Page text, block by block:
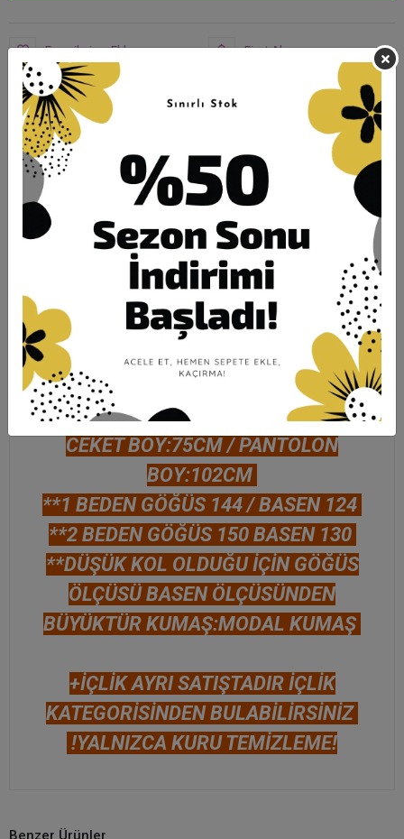
Favorilerime Ekle
Tavsiye Et
Yorum Yaz
Karşılaştır
Fiyat Alarmı
Telefonla Sipariş
Ürün Önerileri
Hızlı Gönderi Güvenli Alışveriş İade ve Değişim
Ürün Açıklaması Garanti ve Teslimat Taksit Seçenekleri
Yorumlar
ÖLÇÜLER:
CEKET BOY:75CM / PANTOLON
BOY:102CM
**1 BEDEN GÖĞÜS 144 / BASEN 124
**2 BEDEN GÖĞÜS 150 BASEN 130
**DÜŞÜK KOL OLDUĞU İÇİN GÖĞÜS
ÖLÇÜSÜ BASEN ÖLÇÜSÜNDEN
BÜYÜKTÜR KUMAŞ:MODAL KUMAŞ
+İÇLİK AYRI SATIŞTADIR İÇLİK
KATEGORİSİNDEN BULABİLİRSİNİZ
!YALNIZCA KURU TEMİZLEME!
Benzer Ürünler